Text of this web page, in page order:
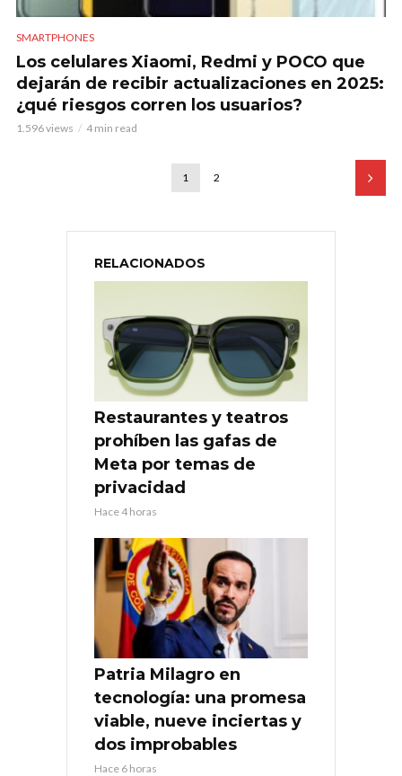
SMARTPHONES
Los celulares Xiaomi, Redmi y POCO que
dejarán de recibir actualizaciones en 2025:
¿qué riesgos corren los usuarios?
1.596 views 4 min read
1 2
RELACIONADOS
Restaurantes y teatros
prohíben las gafas de
Meta por temas de
privacidad
Hace 4 horas
Patria Milagro en
tecnología: una promesa
viable, nueve inciertas y
dos improbables
Hace 6 horas